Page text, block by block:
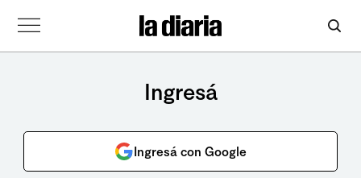
Ingresá
Ingresá con Google